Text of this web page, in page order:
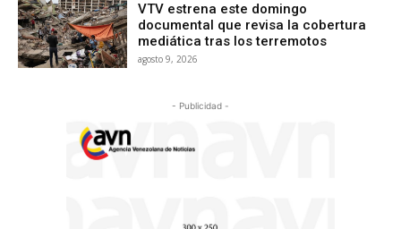
VTV estrena este domingo
documental que revisa la cobertura
mediática tras los terremotos
agosto 9, 2026
- Publicidad -